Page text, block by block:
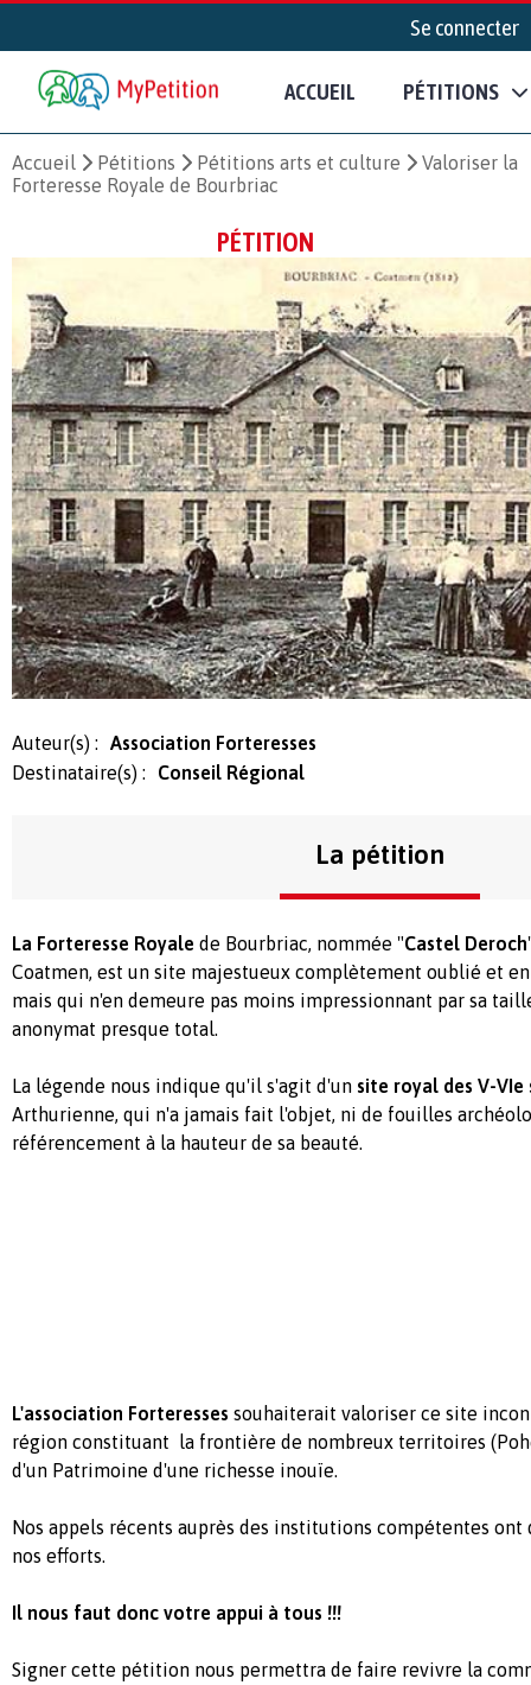
Se connecter
ACCUEIL PÉTITIONS
Accueil Pétitions Pétitions arts et culture
Valoriser la
Forteresse Royale de Bourbriac
PÉTITION
Auteur(s) :
Association Forteresses
Destinataire(s) :
Conseil Régional
La pétition
La Forteresse Royale de Bourbriac, nommée "Castel Deroch
Coatmen, est un site majestueux complètement oublié et
mais qui n'en demeure pas moins impressionnant par sa
anonymat presque total.
La légende nous indique qu'il s'agit d'un site royal des V-VIe
Arthurienne, qui n'a jamais fait l'objet, ni de fouilles
référencement à la hauteur de sa beauté.
L'association Forteresses souhaiterait valoriser ce site
région constituant la frontière de nombreux territoires
d'un Patrimoine d'une richesse inouïe.
Nos appels récents auprès des institutions compétentes ont
nos efforts.
Il nous faut donc votre appui à tous !!!
Signer cette pétition nous permettra de faire revivre la